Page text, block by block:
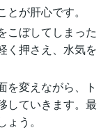
が肝心です。
こぼしてしまった
く押さえ、水気を
を変えながら、ト
していきます。最
う。